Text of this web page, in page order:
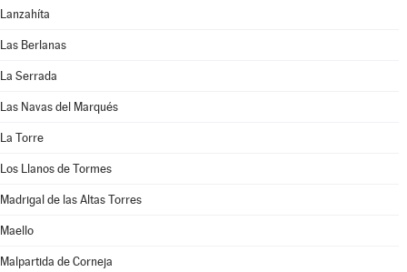
Lanzahíta
Las Berlanas
La Serrada
Las Navas del Marqués
La Torre
Los Llanos de Tormes
Madrigal de las Altas Torres
Maello
Malpartida de Corneja